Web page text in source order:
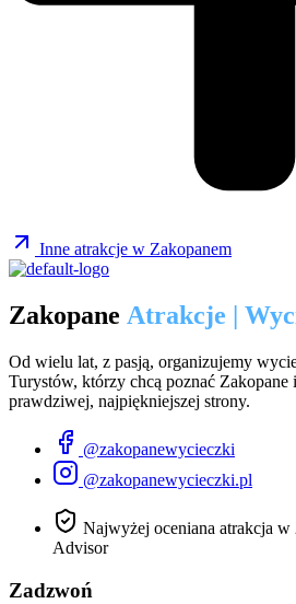
Inne atrakcje w Zakopanem
Zakopane Atrakcje |
Od wielu lat, z pasją, organizujemy
Turystów, którzy chcą poznać Zakopane
prawdziwej, najpiękniejszej strony.
@zakopanewycieczki
@zakopanewycieczki.pl
Najwyżej oceniana atrakcja w
Advisor
Zadzwoń